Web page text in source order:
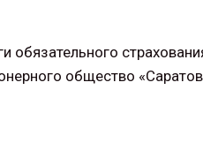
обязательного
общество